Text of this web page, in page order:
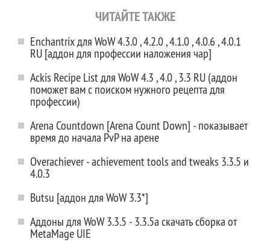
ЧИТАЙТЕ ТАКЖЕ
Enchantrix для WoW 4.3.0 , 4.2.0 , 4.1.0 , 4.0.6 , 4.0.1
RU [аддон для профессии наложения чар]
Ackis Recipe List для WoW 4.3 , 4.0 , 3.3 RU (аддон
поможет вам с поиском нужного рецепта для
профессии)
Arena Countdown [Arena Count Down] - показывает
время до начала PvP на арене
Overachiever - achievement tools and tweaks 3.3.5 и
4.0.3
Butsu [аддон для WoW 3.3*]
Аддоны для WoW 3.3.5 - 3.3.5a скачать сборка от
MetaMage UIЕ